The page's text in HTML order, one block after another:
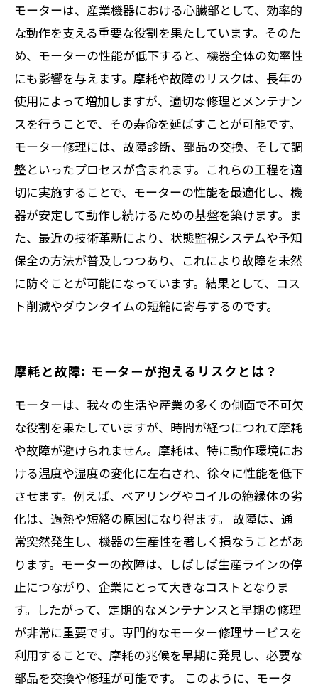
た実績
業界の最新トレンド: 技術革新がもたらす変
化
コスト削減の鍵: モーター管理で得られる利
益
モーターは、産業機器における心臓部として、効率的
な動作を支える重要な役割を果たしています。そのた
め、モーターの性能が低下すると、機器全体の効率性
にも影響を与えます。摩耗や故障のリスクは、長年の
使用によって増加しますが、適切な修理とメンテナン
スを行うことで、その寿命を延ばすことが可能です。
モーター修理には、故障診断、部品の交換、そして調
整といったプロセスが含まれます。これらの工程を適
切に実施することで、モーターの性能を最適化し、機
器が安定して動作し続けるための基盤を築けます。ま
た、最近の技術革新により、状態監視システムや予知
保全の方法が普及しつつあり、これにより故障を未然
に防ぐことが可能になっています。結果として、コス
ト削減やダウンタイムの短縮に寄与するのです。
摩耗と故障: モーターが抱えるリスクとは？
モーターは、我々の生活や産業の多くの側面で不可欠
な役割を果たしていますが、時間が経つにつれて摩耗
や故障が避けられません。摩耗は、特に動作環境にお
ける温度や湿度の変化に左右され、徐々に性能を低下
させます。例えば、ベアリングやコイルの絶縁体の劣
化は、過熱や短絡の原因になり得ます。 故障は、通
常突然発生し、機器の生産性を著しく損なうことがあ
ります。モーターの故障は、しばしば生産ラインの停
止につながり、企業にとって大きなコストとなりま
す。したがって、定期的なメンテナンスと早期の修理
が非常に重要です。専門的なモーター修理サービスを
利用することで、摩耗の兆候を早期に発見し、必要な
部品を交換や修理が可能です。 このように、モータ